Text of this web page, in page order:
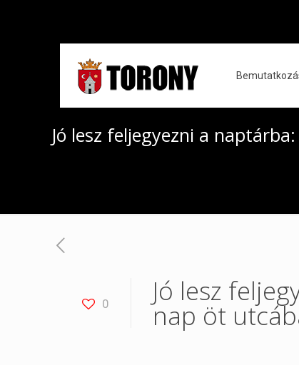
Jó lesz feljegyezni a
0 Jó lesz
nap öt